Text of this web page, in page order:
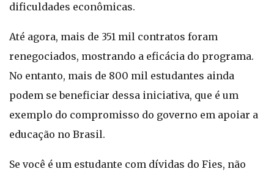
dificuldades econômicas.
Até agora, mais de 351 mil contratos foram
renegociados, mostrando a eficácia do programa.
No entanto, mais de 800 mil estudantes ainda
podem se beneficiar dessa iniciativa, que é um
exemplo do compromisso do governo em apoiar a
educação no Brasil.
Se você é um estudante com dívidas do Fies, não